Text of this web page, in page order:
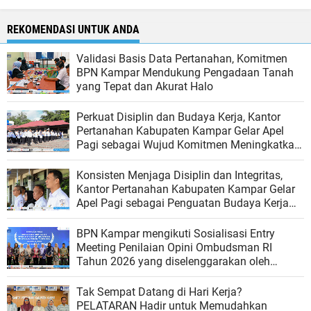
REKOMENDASI UNTUK ANDA
Validasi Basis Data Pertanahan, Komitmen
BPN Kampar Mendukung Pengadaan Tanah
yang Tepat dan Akurat Halo
Perkuat Disiplin dan Budaya Kerja, Kantor
Pertanahan Kabupaten Kampar Gelar Apel
Pagi sebagai Wujud Komitmen Meningkatkan
Kualitas Pelayanan
Konsisten Menjaga Disiplin dan Integritas,
Kantor Pertanahan Kabupaten Kampar Gelar
Apel Pagi sebagai Penguatan Budaya Kerja
Organisasi
BPN Kampar mengikuti Sosialisasi Entry
Meeting Penilaian Opini Ombudsman RI
Tahun 2026 yang diselenggarakan oleh
Ombudsman RI
Tak Sempat Datang di Hari Kerja?
PELATARAN Hadir untuk Memudahkan